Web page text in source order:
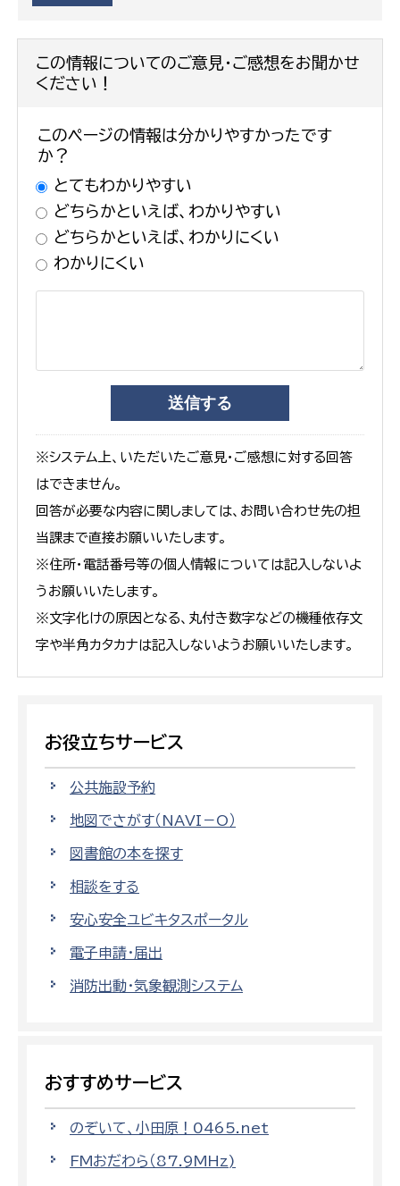
この情報についてのご意見・ご感想をお聞かせ
ください！
このページの情報は分かりやすかったです
か？
とてもわかりやすい
どちらかといえば、わかりやすい
どちらかといえば、わかりにくい
わかりにくい
※システム上、いただいたご意見・ご感想に対する回答
はできません。
回答が必要な内容に関しましては、お問い合わせ先の担
当課まで直接お願いいたします。
※住所・電話番号等の個人情報については記入しないよ
うお願いいたします。
※文字化けの原因となる、丸付き数字などの機種依存文
字や半角カタカナは記入しないようお願いいたします。
お役立ちサービス
公共施設予約
地図でさがす（NAVI－O）
図書館の本を探す
相談をする
安心安全ユビキタスポータル
電子申請・届出
消防出動・気象観測システム
おすすめサービス
のぞいて、小田原！0465.net
FMおだわら（87.9MHz)